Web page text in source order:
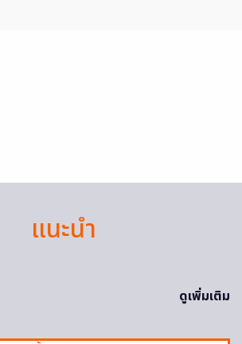
แนะนำ
ดูเพิ่มเติม